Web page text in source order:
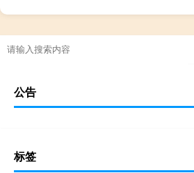
公告
标签